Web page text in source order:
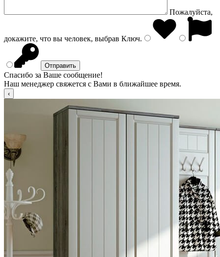
Пожалуйста,
докажите, что вы человек, выбрав Ключ.
Спасибо за Ваше сообщение!
Наш менеджер свяжется с Вами в ближайшее время.